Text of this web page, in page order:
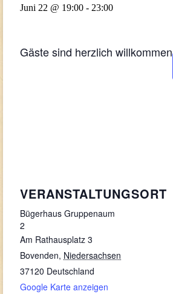
Juni 22 @ 19:00 - 23:00
Gäste sind herzlich willkommen
VERANSTALTUNGSORT
Bügerhaus Gruppenaum
2
Am Rathausplatz 3
Bovenden, Niedersachsen
37120 Deutschland
Google Karte anzeigen